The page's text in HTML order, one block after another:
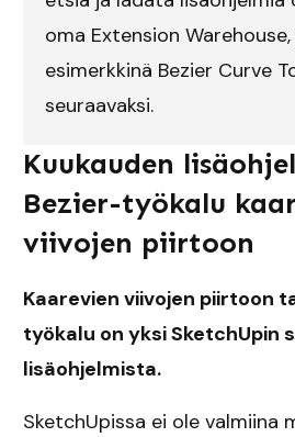
oma Extension
esimerkkinä Bezier Curve
seuraavaksi.
Kuukauden
Bezier-työkalu
viivojen piirtoon
Kaarevien viivojen piirtoon
työkalu on yksi SketchUpin
lisäohjelmista.
SketchUpissa ei ole valmiina